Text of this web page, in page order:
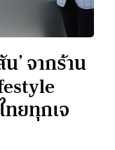
’ จากร้าน
ยทุกเจ